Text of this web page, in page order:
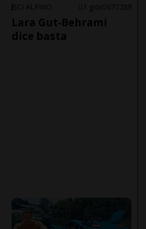
SCI ALPINO 1 gior 67 289
Lara Gut-Behrami
dice basta